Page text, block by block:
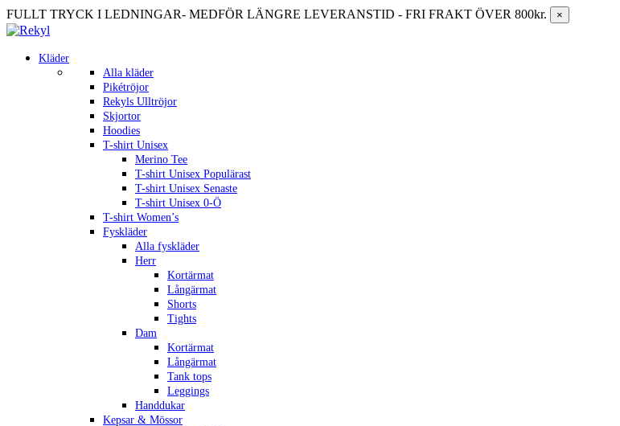
FULLT TRYCK I LEDNINGAR- MEDFÖR LÄNGRE LEVERANSTID - FRI FRAKT ÖVER 800kr. ×
Kläder
Alla kläder
Pikétröjor
Rekyls Ulltröjor
Skjortor
Hoodies
T-shirt Unisex
Merino Tee
T-shirt Unisex Populärast
T-shirt Unisex Senaste
T-shirt Unisex 0-Ö
T-shirt Women’s
Fyskläder
Alla fyskläder
Herr
Kortärmat
Långärmat
Shorts
Tights
Dam
Kortärmat
Långärmat
Tank tops
Leggings
Handdukar
Kepsar & Mössor